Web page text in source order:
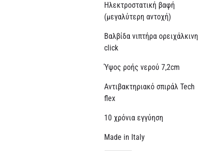
Ηλεκτροστατική βαφή
(μεγαλύτερη αντοχή)
Βαλβίδα νιπτήρα ορειχάλκινη
click
Ύψος ροής νερού 7,2cm
Αντιβακτηριακό σπιράλ Tech
flex
10 χρόνια εγγύηση
Made in Italy